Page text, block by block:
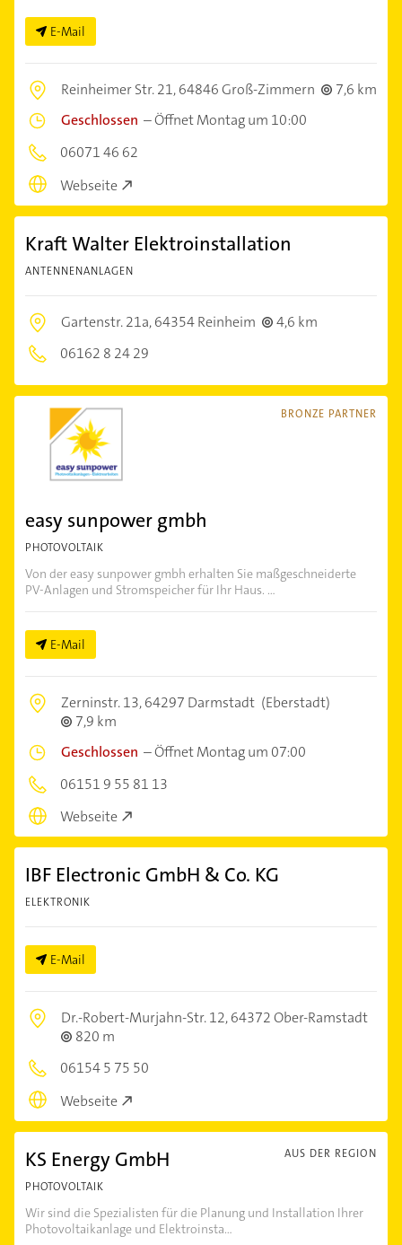
E-Mail
Reinheimer Str. 21,64846 Groß-Zimmern
7,6 km
Geschlossen –Öffnet Montag um 10:00
06071 46 62
Webseite
Kraft Walter Elektroinstallation
ANTENNENANLAGEN
Gartenstr. 21a,64354 Reinheim
4,6 km
06162 8 24 29
BRONZE PARTNER
easy sunpower gmbh
PHOTOVOLTAIK
Von der easy sunpower gmbh erhalten Sie maßgeschneiderte
PV-Anlagen und Stromspeicher für Ihr Haus. ...
E-Mail
Zerninstr. 13,64297 Darmstadt (Eberstadt)
7,9 km
Geschlossen –Öffnet Montag um 07:00
06151 9 55 81 13
Webseite
IBF Electronic GmbH & Co. KG
ELEKTRONIK
E-Mail
Dr.-Robert-Murjahn-Str. 12,64372 Ober-Ramstadt
820 m
06154 5 75 50
Webseite
AUS DER REGION
KS Energy GmbH
PHOTOVOLTAIK
Wir sind die Spezialisten für die Planung und Installation Ihrer
Photovoltaikanlage und Elektroinsta...